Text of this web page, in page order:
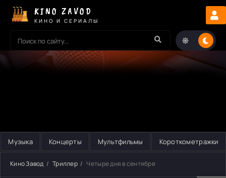
KINO ZAVOD
КИНО И СЕРИАЛЫ
Музыка Концерты Мультфильмы Короткометражки
Кино Завод Триллер Четыре дня в сентябре